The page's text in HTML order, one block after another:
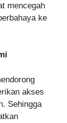
mencegah
ke
akses
Sehingga